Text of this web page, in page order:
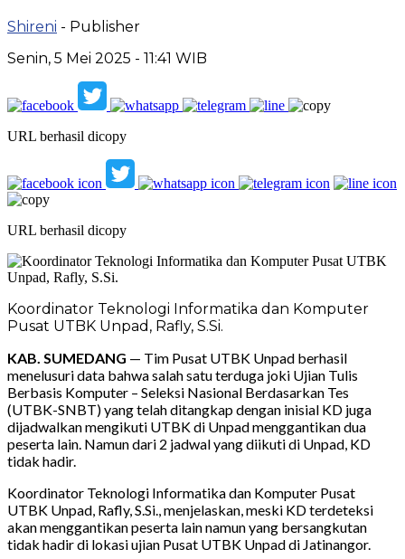
Shireni - Publisher
Senin, 5 Mei 2025 - 11:41 WIB
URL berhasil dicopy
URL berhasil dicopy
Koordinator Teknologi Informatika dan Komputer
Pusat UTBK Unpad, Rafly, S.Si.
KAB. SUMEDANG — Tim Pusat UTBK Unpad berhasil
menelusuri data bahwa salah satu terduga joki Ujian Tulis
Berbasis Komputer – Seleksi Nasional Berdasarkan Tes
(UTBK-SNBT) yang telah ditangkap dengan inisial KD juga
dijadwalkan mengikuti UTBK di Unpad menggantikan dua
peserta lain. Namun dari 2 jadwal yang diikuti di Unpad, KD
tidak hadir.
Koordinator Teknologi Informatika dan Komputer Pusat
UTBK Unpad, Rafly, S.Si., menjelaskan, meski KD terdeteksi
akan menggantikan peserta lain namun yang bersangkutan
tidak hadir di lokasi ujian Pusat UTBK Unpad di Jatinangor.